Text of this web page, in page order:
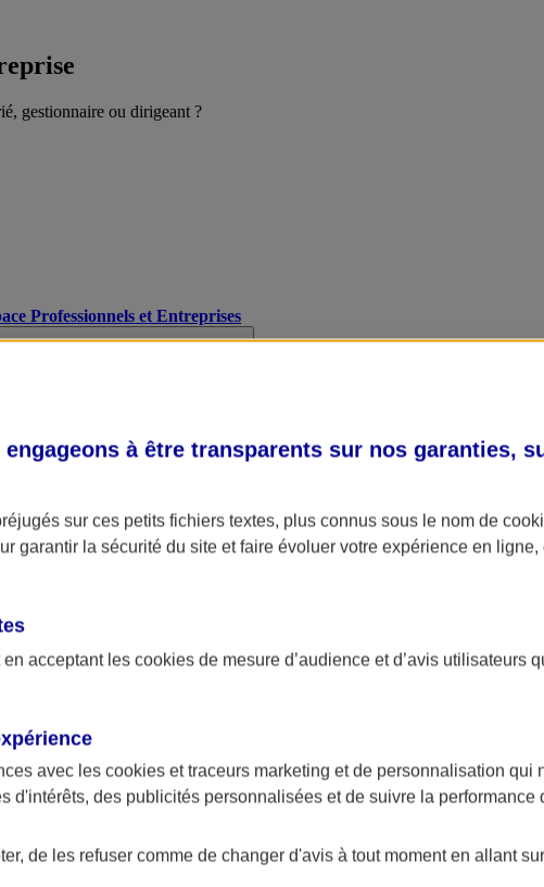
gestionnaire ou dirigeant ?
Professionnels et Entreprises
AXA Assurance
contrats en poche !
engageons à être transparents sur nos garanties,
sur ces petits fichiers textes, plus connus sous le nom de
garantir la sécurité du site et faire évoluer votre expérience en
acceptant les cookies de mesure d’audience et d’avis utilisateurs
avec les cookies et traceurs marketing et de personnalisation qui
d'intérêts, des publicités personnalisées et de suivre la performance
de les refuser comme de changer d'avis à tout moment en allant sur